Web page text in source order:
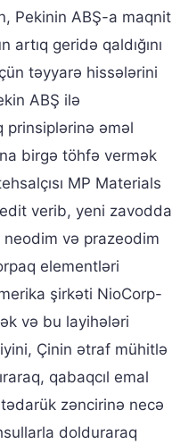
Pekinin ABŞ-a maqnit
geridə qaldığını
təyyarə hissələrini
ABŞ ilə
prinsiplərinə əməl
birgə töhfə vermək
MP Materials
verib, yeni zavodda
neodim və prazeodim
elementləri
şirkəti NioCorp-
və bu layihələri
Çinin ətraf mühitlə
qabaqcıl emal
tədarük zəncirinə necə
dolduraraq